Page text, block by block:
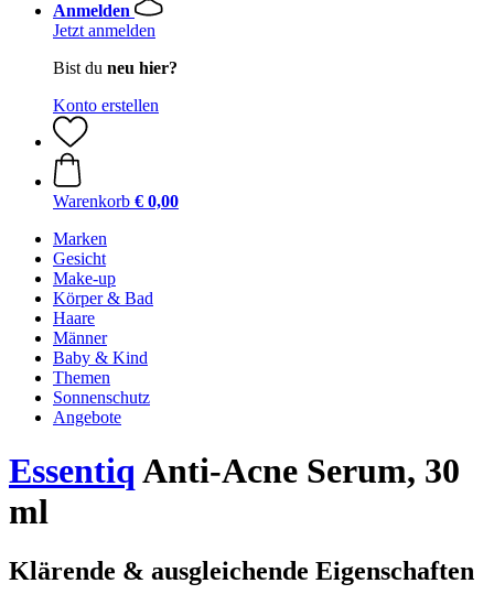
Anmelden
Jetzt anmelden
Bist du neu hier?
Konto erstellen
Warenkorb € 0,00
Marken
Gesicht
Make-up
Körper & Bad
Haare
Männer
Baby & Kind
Themen
Sonnenschutz
Angebote
Essentiq Anti-Acne Serum, 30
ml
Klärende & ausgleichende Eigenschaften